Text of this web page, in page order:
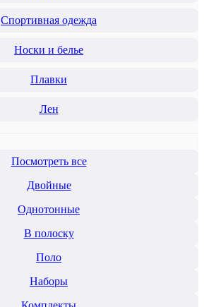
Спортивная одежда
Носки и белье
Плавки
Лен
Посмотреть все
Двойные
Однотонные
В полоску
Поло
Наборы